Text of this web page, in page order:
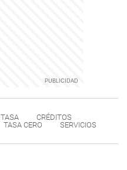
TASA
CRÉDITOS
TASA CERO SERVICIOS